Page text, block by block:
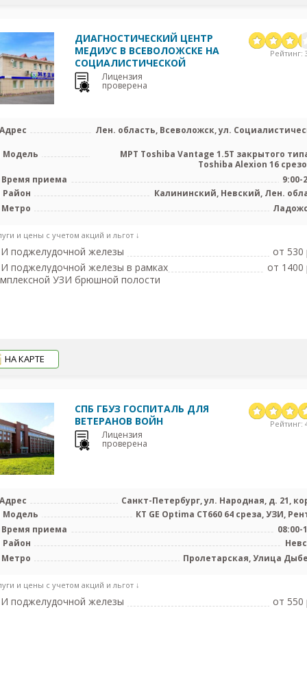
ДИАГНОСТИЧЕСКИЙ ЦЕНТР
МЕДИУС В ВСЕВОЛОЖСКЕ НА
СОЦИАЛИСТИЧЕСКОЙ
Лицензия
проверена
Рейтинг:
Лен. область, Всеволожск, ул.
Модель
МРТ Toshiba Vantage 1.5T закрытого
Toshiba Alexion 16
Время приема
9:00-
Район
Калининский, Невский, Лен.
Метро
и цены с учетом акций и льгот ↓
поджелудочной железы
от 530
поджелудочной железы в рамках
УЗИ брюшной полости
от 1400
НА КАРТЕ
СПБ ГБУЗ ГОСПИТАЛЬ ДЛЯ
ВЕТЕРАНОВ ВОЙН
Лицензия
проверена
Рейтинг:
Санкт-Петербург, ул. Народная, д. 21,
Модель
КТ GE Optima CT660 64 среза, УЗИ,
Время приема
08:00-
Район
Метро
Пролетарская, Улица
и цены с учетом акций и льгот ↓
поджелудочной железы от 550